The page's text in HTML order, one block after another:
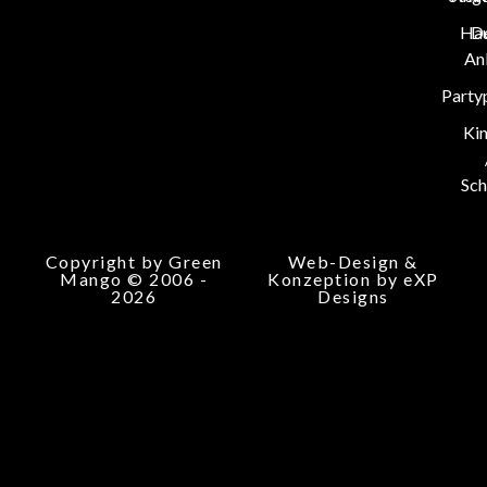
Copyright by Green
Mango © 2006 -
2026
Web-Design &
Konzeption by eXP
Designs